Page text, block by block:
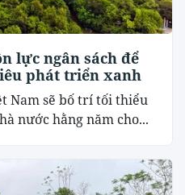
lực ngân sách để
phát triển xanh
Nam sẽ bố trí tối thiểu
nước hằng năm cho...